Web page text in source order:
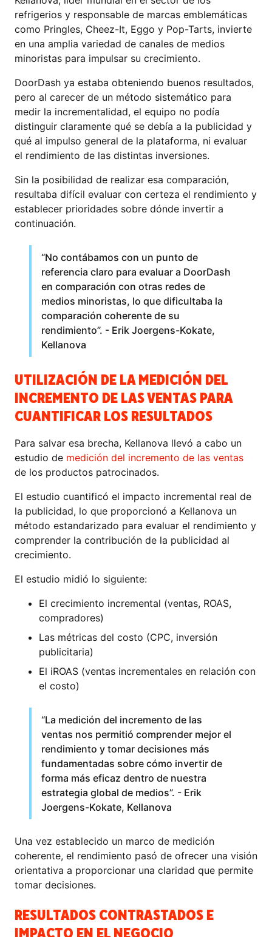
refrigerios y responsable de marcas emblemáticas
como Pringles, Cheez-It, Eggo y Pop-Tarts, invierte
en una amplia variedad de canales de medios
minoristas para impulsar su crecimiento.
DoorDash ya estaba obteniendo buenos resultados,
pero al carecer de un método sistemático para
medir la incrementalidad, el equipo no podía
distinguir claramente qué se debía a la publicidad y
qué al impulso general de la plataforma, ni evaluar
el rendimiento de las distintas inversiones.
Sin la posibilidad de realizar esa comparación,
resultaba difícil evaluar con certeza el rendimiento y
establecer prioridades sobre dónde invertir a
continuación.
“No contábamos con un punto de
referencia claro para evaluar a DoorDash
en comparación con otras redes de
medios minoristas, lo que dificultaba la
comparación coherente de su
rendimiento”. - Erik Joergens-Kokate,
Kellanova
UTILIZACIÓN DE LA MEDICIÓN DEL
INCREMENTO DE LAS VENTAS PARA
CUANTIFICAR LOS RESULTADOS
Para salvar esa brecha, Kellanova llevó a cabo un
estudio de medición del incremento de las ventas
de los productos patrocinados.
El estudio cuantificó el impacto incremental real de
la publicidad, lo que proporcionó a Kellanova un
método estandarizado para evaluar el rendimiento y
comprender la contribución de la publicidad al
crecimiento.
El estudio midió lo siguiente:
El crecimiento incremental (ventas, ROAS,
compradores)
Las métricas del costo (CPC, inversión
publicitaria)
El iROAS (ventas incrementales en relación con
el costo)
“La medición del incremento de las
ventas nos permitió comprender mejor el
rendimiento y tomar decisiones más
fundamentadas sobre cómo invertir de
forma más eficaz dentro de nuestra
estrategia global de medios”. - Erik
Joergens-Kokate, Kellanova
Una vez establecido un marco de medición
coherente, el rendimiento pasó de ofrecer una visión
orientativa a proporcionar una claridad que permite
tomar decisiones.
RESULTADOS CONTRASTADOS E